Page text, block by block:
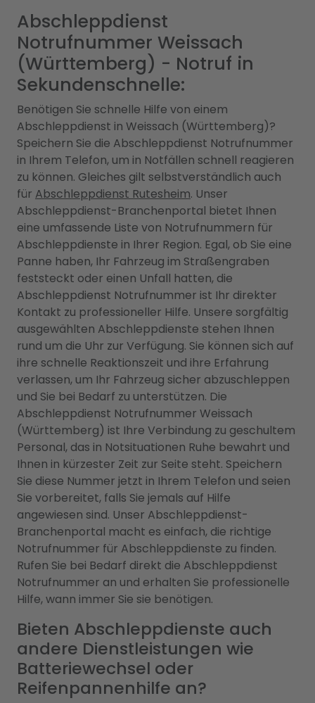
Abschleppdienst
Notrufnummer Weissach
(Württemberg) - Notruf in
Sekundenschnelle:
Benötigen Sie schnelle Hilfe von einem
Abschleppdienst in Weissach (Württemberg)?
Speichern Sie die Abschleppdienst Notrufnummer
in Ihrem Telefon, um in Notfällen schnell reagieren
zu können. Gleiches gilt selbstverständlich auch
für Abschleppdienst Rutesheim. Unser
Abschleppdienst-Branchenportal bietet Ihnen
eine umfassende Liste von Notrufnummern für
Abschleppdienste in Ihrer Region. Egal, ob Sie eine
Panne haben, Ihr Fahrzeug im Straßengraben
feststeckt oder einen Unfall hatten, die
Abschleppdienst Notrufnummer ist Ihr direkter
Kontakt zu professioneller Hilfe. Unsere sorgfältig
ausgewählten Abschleppdienste stehen Ihnen
rund um die Uhr zur Verfügung. Sie können sich auf
ihre schnelle Reaktionszeit und ihre Erfahrung
verlassen, um Ihr Fahrzeug sicher abzuschleppen
und Sie bei Bedarf zu unterstützen. Die
Abschleppdienst Notrufnummer Weissach
(Württemberg) ist Ihre Verbindung zu geschultem
Personal, das in Notsituationen Ruhe bewahrt und
Ihnen in kürzester Zeit zur Seite steht. Speichern
Sie diese Nummer jetzt in Ihrem Telefon und seien
Sie vorbereitet, falls Sie jemals auf Hilfe
angewiesen sind. Unser Abschleppdienst-
Branchenportal macht es einfach, die richtige
Notrufnummer für Abschleppdienste zu finden.
Rufen Sie bei Bedarf direkt die Abschleppdienst
Notrufnummer an und erhalten Sie professionelle
Hilfe, wann immer Sie sie benötigen.
Bieten Abschleppdienste auch
andere Dienstleistungen wie
Batteriewechsel oder
Reifenpannenhilfe an?